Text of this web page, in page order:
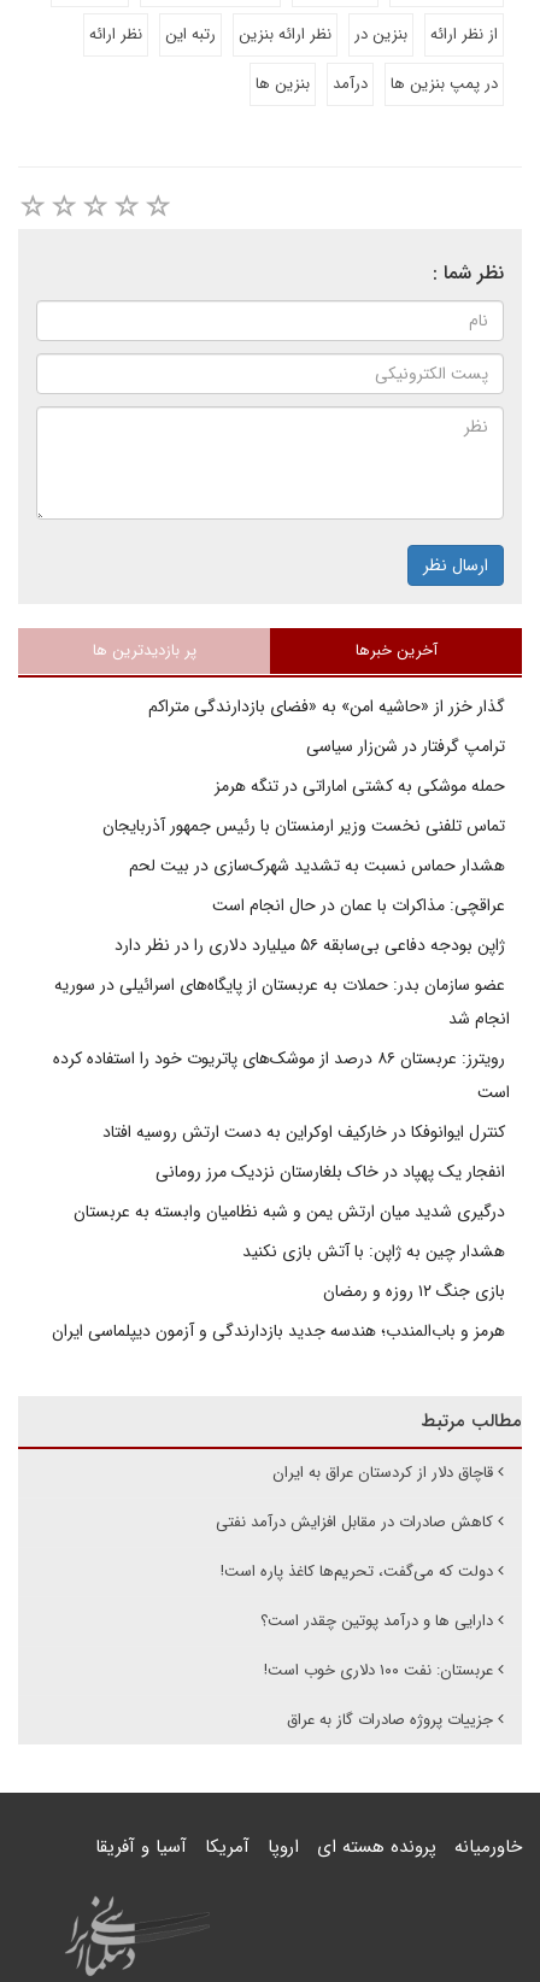
از نظر ارائه
بنزین در نظر ارائه بنزین رتبه این
نظر ارائه
در پمپ بنزین ها
درآمد بنزین ها
نظر شما :
ارسال نظر
آخرین خبرها پر بازدیدترین ها
گذار خزر از «حاشیه امن» به «فضای بازدارندگی متراکم
ترامپ گرفتار در شن‌زار سیاسی
حمله موشکی به کشتی اماراتی در تنگه هرمز
تماس تلفنی نخست وزیر ارمنستان با رئیس جمهور آذربایجان
هشدار حماس نسبت به تشدید شهرک‌سازی در بیت‌ لحم
عراقچی: مذاکرات با عمان در حال انجام است
ژاپن بودجه دفاعی بی‌سابقه ۵۶ میلیارد دلاری را در نظر دارد
عضو سازمان بدر: حملات به عربستان از پایگاه‌های اسرائیلی در سوریه
انجام شد
رویترز: عربستان ۸۶ درصد از موشک‌های پاتریوت خود را استفاده کرده
است
کنترل ایوانوفکا در خارکیف اوکراین به دست ارتش روسیه افتاد
انفجار یک پهپاد در خاک بلغارستان نزدیک مرز رومانی
درگیری شدید میان ارتش یمن و شبه نظامیان وابسته به عربستان
هشدار چین به ژاپن: با آتش بازی نکنید
بازی جنگ ۱۲ روزه و رمضان
هرمز و باب‌المندب؛ هندسه جدید بازدارندگی و آزمون دیپلماسی ایران
مطالب مرتبط
قاچاق دلار از کردستان عراق به ایران
کاهش صادرات در مقابل افزایش درآمد نفتی
دولت که می‌گفت، تحریم‌ها کاغذ پاره است!
دارایی ها و درآمد پوتین چقدر است؟
عربستان: نفت ۱۰۰ دلاری خوب است!
جزییات پروژه صادرات گاز به عراق
خاورمیانه پرونده هسته ای اروپا آمریکا آسیا و آفریقا